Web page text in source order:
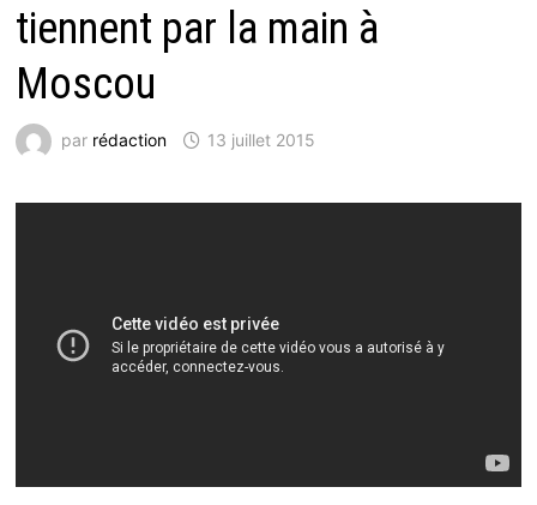
tiennent par la main à
Moscou
par rédaction 13 juillet 2015